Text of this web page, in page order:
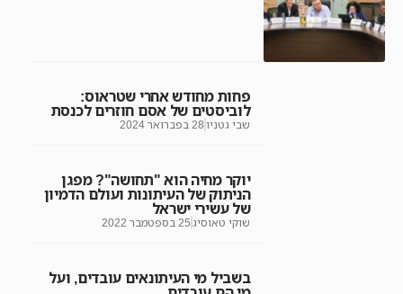
פחות מחודש אחרי שטראוס:
לוביסטים של אסם חוזרים לכנסת
שבי גטניו 28 בפברואר 2024
יוקר מחיה הוא "תחושה"? מפגן
הניתוק של העיתונות ועולם הדמיון
של עשירי ישראל
שוקי טאוסיג25 בספטמבר 2022
בשביל מי העיתונאים עובדים, ועל